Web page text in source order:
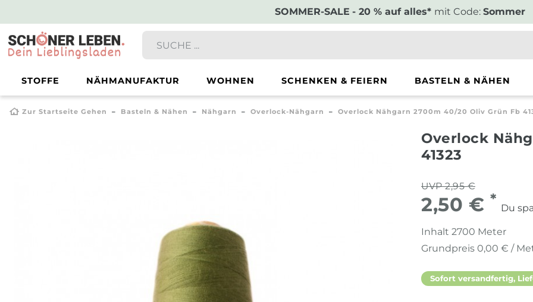
SOMMER-SALE - 20 % auf alles* mit Code: Sommer
STOFFE NÄHMANUFAKTUR WOHNEN SCHENKEN & FEIERN BASTELN & NÄHEN
Zur Startseite Gehen Basteln & Nähen Nähgarn Overlock-Nähgarn Overlock Nähgarn 2700m 40/20 Oliv Grün Fb
Overlock
41323
UVP 2,95 €
2,50 € *
Du
Inhalt 2700 Meter
Grundpreis 0,00 € /
Sofort versandfertig,